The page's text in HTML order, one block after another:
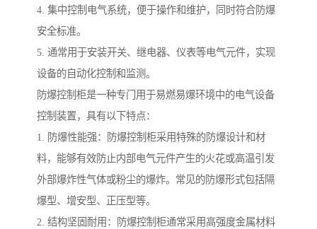
4. 集中控制电气系统，便于操作和维护，同时符合防爆
安全标准。
5. 通常用于安装开关、继电器、仪表等电气元件，实现
设备的自动化控制和监测。
防爆控制柜是一种专门用于易燃易爆环境中的电气设备
控制装置，具有以下特点：
1. 防爆性能强：防爆控制柜采用特殊的防爆设计和材
料，能够有效防止内部电气元件产生的火花或高温引发
外部爆炸性气体或粉尘的爆炸。常见的防爆形式包括隔
爆型、增安型、正压型等。
2. 结构坚固耐用：防爆控制柜通常采用高强度金属材料